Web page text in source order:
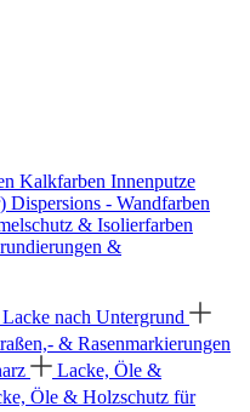
Kalkfarben Innenputze
Dispersions - Wandfarben
& Isolierfarben
&
Lacke nach Untergrund
& Rasenmarkierungen
Lacke, Öle &
Öle & Holzschutz für